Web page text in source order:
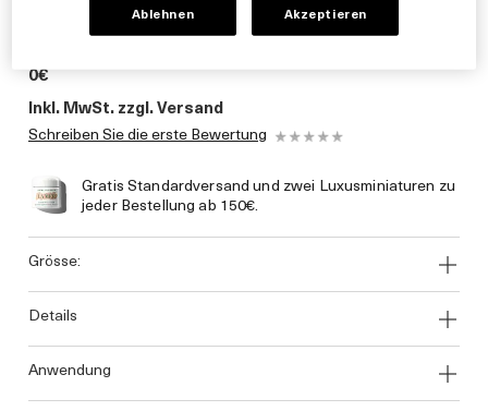
0€
Inkl. MwSt. zzgl. Versand
Schreiben Sie die erste Bewertung
Gratis Standardversand und zwei Luxusminiaturen zu
jeder Bestellung ab 150€.
grösse:
details
anwendung
Ablehnen Akzeptieren